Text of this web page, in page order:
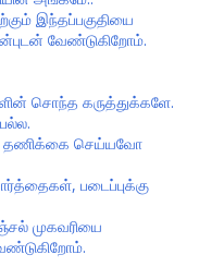
இந்தப்பகுதியை
வேண்டுகிறோம்.
சொந்த கருத்துக்களே.
தணிக்கை செய்யவோ
படைப்புக்கு
முகவரியை